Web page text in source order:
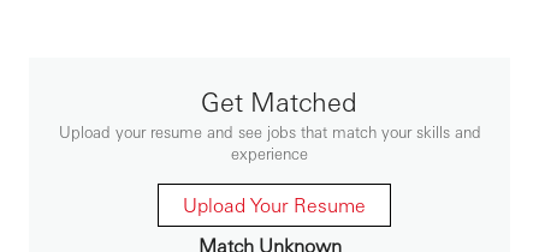
servicios y cambios que presente el negocio y su
medio de acceso.
Liderazgo y Trabajo en Equipo
Incentivar y promover un ambiente de respeto con
sus pares y líderes.
Capaz de identificar oportunidades de mejora y/o
contingencias que pueda reportar a su líder directo.
Get Matched
Upload your resume and see jobs that match your skills and
experience
Upload Your Resume
Match Unknown